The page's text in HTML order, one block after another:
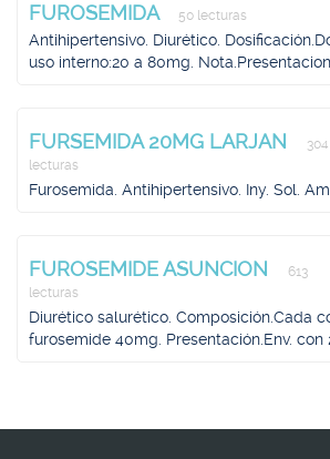
FUROSEMIDA 50 lecturas
Antihipertensivo. Diurético.
uso interno:20 a 80mg.
FURSEMIDA 20MG LARJAN
304
lecturas
Furosemida. Antihipertensivo. Iny. Sol.
FUROSEMIDE ASUNCION
613
lecturas
Diurético salurético. Composición.Cada
furosemide 40mg. Presentación.Env. con